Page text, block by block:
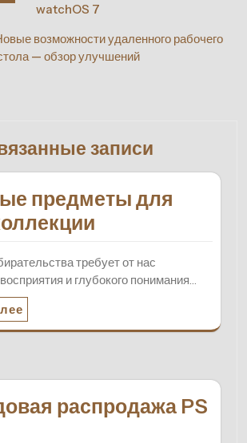
watchOS 7
возможности удаленного рабочего
— обзор улучшений
записи
предметы для
требует от нас
и глубокого понимания…
распродажа PS